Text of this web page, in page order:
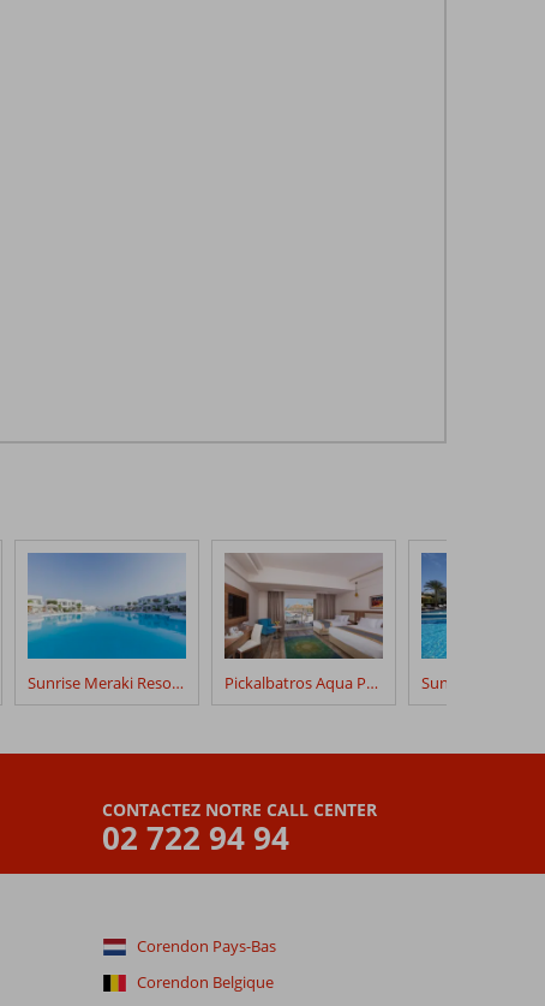
Sunrise Meraki Resort SSH Pickalbatros Aqua Park
CONTACTEZ NOTRE CALL CENTER
02 722 94 94
Corendon Pays-Bas
Corendon Belgique